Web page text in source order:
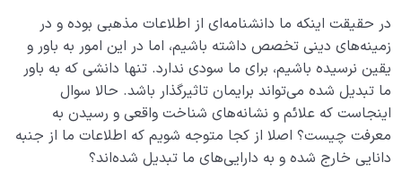
در حقیقت اینکه ما دانشنامه‌ای از اطلاعات مذهبی بوده و در
زمینه‌های دینی تخصص داشته باشیم، اما در این امور به باور و
یقین نرسیده باشیم، برای ما سودی ندارد. تنها دانشی که به باور
ما تبدیل شده می‌تواند برایمان تاثیرگذار باشد. حالا سوال
اینجاست که علائم و نشانه‌های شناخت واقعی و رسیدن به
معرفت چیست؟ اصلا از کجا متوجه شویم که اطلاعات ما از جنبه
دانایی خارج شده‌ و به دارایی‌های ما تبدیل شده‌اند؟